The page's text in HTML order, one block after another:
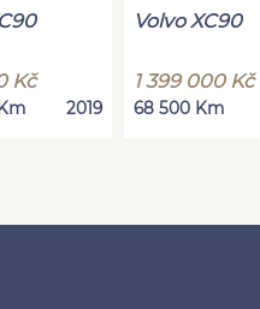
Kč
2019
Volvo XC90
1 399 000 Kč
68 500 Km